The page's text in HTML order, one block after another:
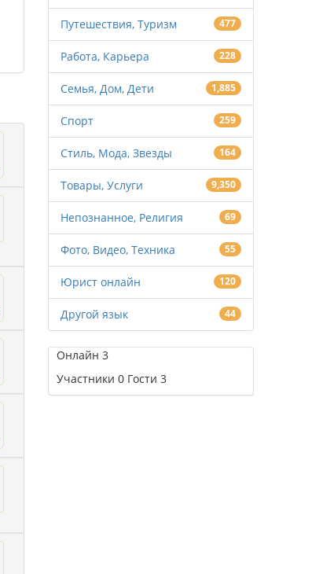
Путешествия, Туризм 477
Работа, Карьера 228
Семья, Дом, Дети 1,885
Спорт 259
Стиль, Мода, Звезды 164
Товары, Услуги 9,350
Непознанное, Религия 69
Фото, Видео, Техника 55
Юрист онлайн 120
Другой язык 44
Онлайн 3
Участники 0Гости 3